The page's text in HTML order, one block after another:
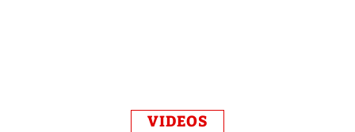
VIDEOS